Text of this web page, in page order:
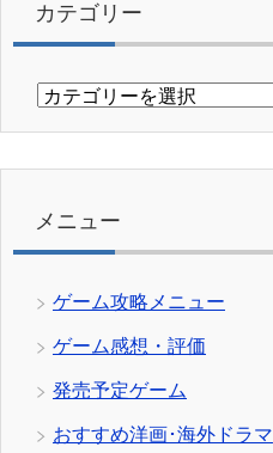
カテゴリー
カ
リ
メニュー
ゲーム攻略メニュー
ゲーム感想・評価
発売予定ゲーム
おすすめ洋画･海外ドラマ